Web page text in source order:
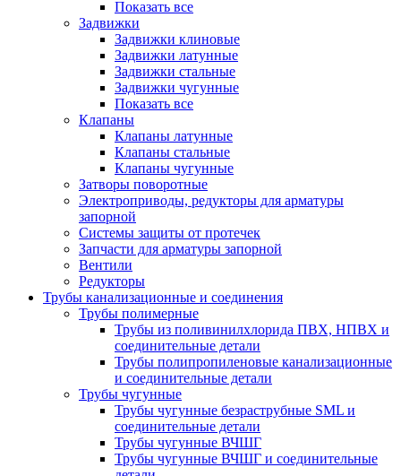
Показать все
Задвижки
Задвижки клиновые
Задвижки латунные
Задвижки стальные
Задвижки чугунные
Показать все
Клапаны
Клапаны латунные
Клапаны стальные
Клапаны чугунные
Затворы поворотные
Электроприводы, редукторы для арматуры
запорной
Системы защиты от протечек
Запчасти для арматуры запорной
Вентили
Редукторы
Трубы канализационные и соединения
Трубы полимерные
Трубы из поливинилхлорида ПВХ, НПВХ и
соединительные детали
Трубы полипропиленовые канализационные
и соединительные детали
Трубы чугунные
Трубы чугунные безраструбные SML и
соединительные детали
Трубы чугунные ВЧШГ
Трубы чугунные ВЧШГ и соединительные